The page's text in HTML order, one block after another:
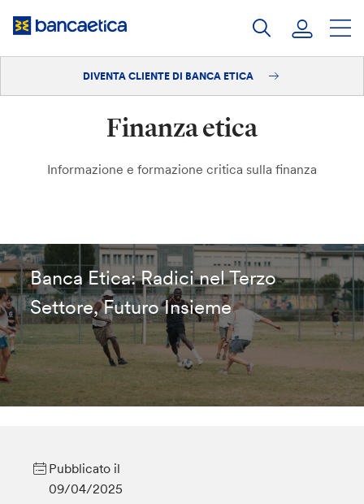
DIVENTA CLIENTE DI BANCA ETICA
Finanza etica
Informazione e formazione critica sulla finanza
Banca Etica: Radici nel Terzo
Settore, Futuro Insieme
Pubblicato il
09/04/2025